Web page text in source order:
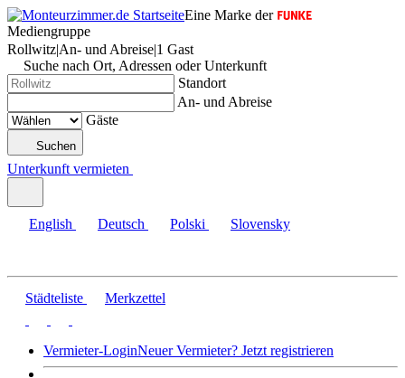
Eine Marke der
Mediengruppe
Rollwitz|An- und Abreise|1 Gast
Suche nach Ort, Adressen oder Unterkunft
Standort
An- und Abreise
Gäste
Suchen
Unterkunft vermieten
English Deutsch Polski Slovensky
Städteliste Merkzettel
Vermieter-LoginNeuer Vermieter? Jetzt registrieren